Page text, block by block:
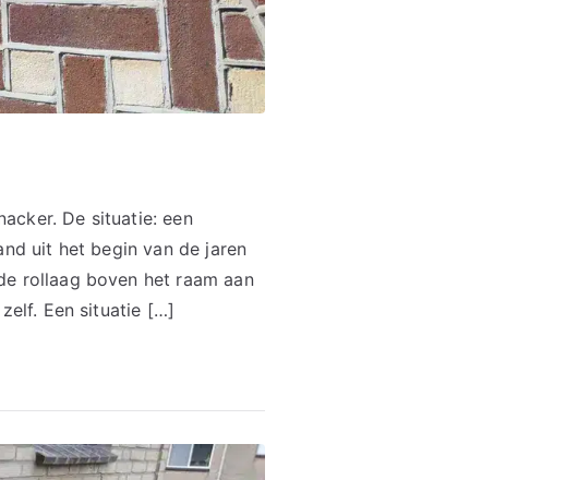
De situatie: een
uit het begin van de jaren
rollaag boven het raam aan
Een situatie […]